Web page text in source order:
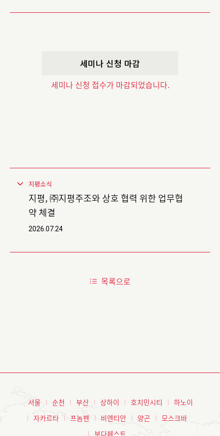
세미나 신청 마감
세미나 신청 접수가 마감되었습니다.
지평소식
지평, ㈜지평주조와 상호 협력 위한 업무협
약 체결
2026.07.24
목록으로
서울 순천 부산 상하이 호치민시티
하노이
자카르타
프놈펜 비엔티안 양곤
모스크바
부다페스트